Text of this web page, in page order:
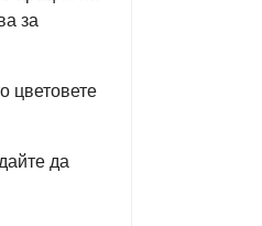
за
цветовете
да